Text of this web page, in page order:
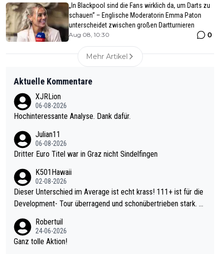
„In Blackpool sind die Fans wirklich da, um Darts zu
schauen“ – Englische Moderatorin Emma Paton
unterscheidet zwischen großen Dartturnieren
Aug 08, 10:30 0
Mehr Artikel
Aktuelle Kommentare
XJRLion
06-08-2026
Hochinteressante Analyse. Dank dafür.
Julian11
06-08-2026
Dritter Euro Titel war in Graz nicht Sindelfingen
K501Hawaii
02-08-2026
Dieser Unterschied im Average ist echt krass! 111+ ist für die
Development- Tour überragend und schonübertrieben stark. U
mal 40+ erst recht. Da gewinnst keinen Blumentopf - ist ja noc
h krasser wie ein Pokalspiel eines Kreisligisten vs einem Bund
Robertuil
24-06-2026
Ganz tolle Aktion!